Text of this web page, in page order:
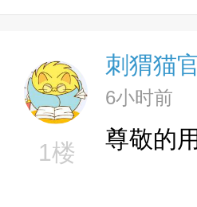
1楼
刺猬猫
6小时前
尊敬的